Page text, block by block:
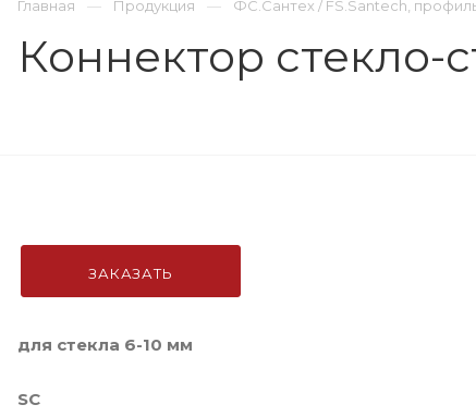
Главная Продукция ФС.Сантех / FS.Santech,
Коннектор стекло-
ЗАКАЗАТЬ
для стекла 6-10 мм
SC